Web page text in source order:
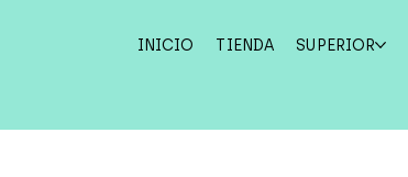
INICIO TIENDA SUPERIOR